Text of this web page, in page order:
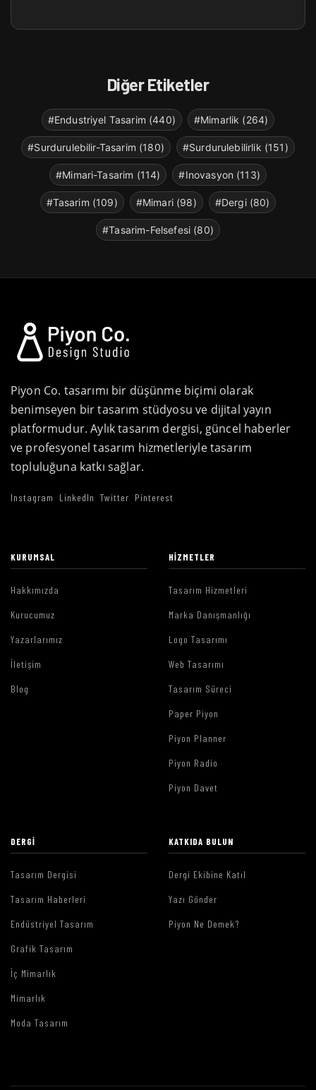
Diğer Etiketler
#Endustriyel Tasarim (440) #Mimarlik (264)
#Surdurulebilir-Tasarim (180) #Surdurulebilirlik (151)
#Mimari-Tasarim (114) #Inovasyon (113)
#Tasarim (109) #Mimari (98) #Dergi (80)
#Tasarim-Felsefesi (80)
Piyon Co. tasarımı bir düşünme biçimi olarak
benimseyen bir tasarım stüdyosu ve dijital yayın
platformudur. Aylık tasarım dergisi, güncel haberler
ve profesyonel tasarım hizmetleriyle tasarım
topluluğuna katkı sağlar.
Instagram LinkedIn Twitter Pinterest
KURUMSAL
Hakkımızda
Kurucumuz
Yazarlarımız
İletişim
Blog
HIZMETLER
Tasarım Hizmetleri
Marka Danışmanlığı
Logo Tasarımı
Web Tasarımı
Tasarım Süreci
Paper Piyon
Piyon Planner
Piyon Radio
Piyon Davet
DERGI
Tasarım Dergisi
Tasarım Haberleri
Endüstriyel Tasarım
Grafik Tasarım
İç Mimarlık
Mimarlık
Moda Tasarım
KATKIDA BULUN
Dergi Ekibine Katıl
Yazı Gönder
Piyon Ne Demek?